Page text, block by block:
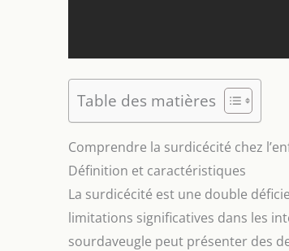
Table des matières
Comprendre la surdicécité chez
Définition et caractéristiques
La surdicécité est une double
limitations significatives dans les
sourdaveugle peut présenter des